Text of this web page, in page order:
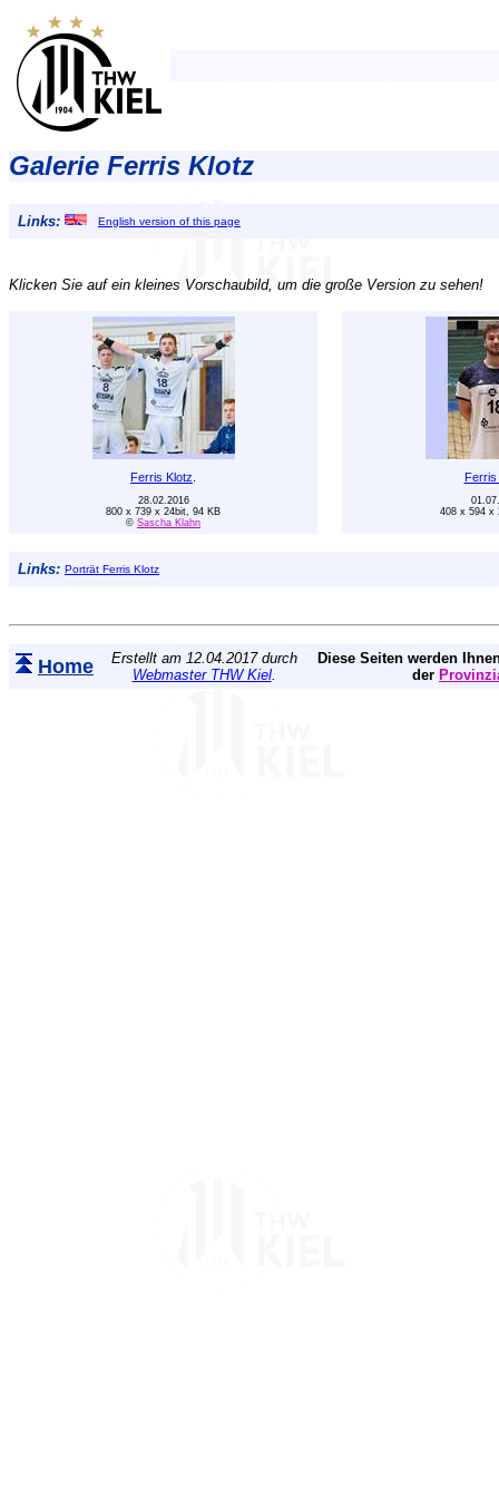
Galerie Ferris Klotz
Links: English version of this page
Klicken Sie auf ein kleines Vorschaubild, um die große Version zu sehen!
Ferris Klotz Ferris
28.02.2016
800 x 739 x 24bit, 94 KB
© Sascha Klahn
408 x 594 x
Links: Porträt Ferris Klotz
Home
Erstellt am 12.04.2017 durch
Webmaster THW Kiel.
Diese Seiten werden
der